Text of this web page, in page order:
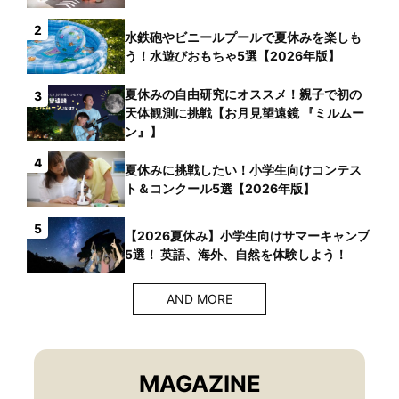
2
水鉄砲やビニールプールで夏休みを楽しも
う！水遊びおもちゃ5選【2026年版】
3
夏休みの自由研究にオススメ！親子で初の
天体観測に挑戦【お月見望遠鏡 『ミルムー
ン』】
4
夏休みに挑戦したい！小学生向けコンテス
ト＆コンクール5選【2026年版】
5
【2026夏休み】小学生向けサマーキャンプ
5選！ 英語、海外、自然を体験しよう！
AND MORE
MAGAZINE